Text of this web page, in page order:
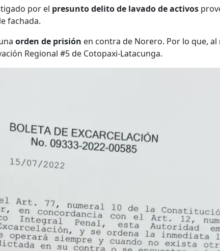
por el presunto delito de lavado de activos
fachada.
orden de prisión en contra de Norero. Por lo que,
Regional #5 de Cotopaxi-Latacunga.